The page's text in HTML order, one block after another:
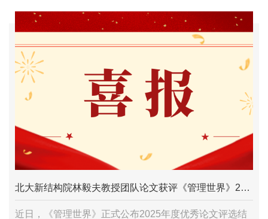
北大新结构院林毅夫教授团队论文获评《管理世界》2025年度优秀论文
近日，《管理世界》正式公布2025年度优秀论文评选结